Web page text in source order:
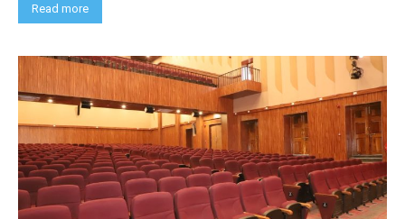
Read more